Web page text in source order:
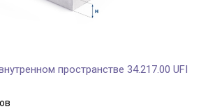
пространстве 34.217.00 UFI